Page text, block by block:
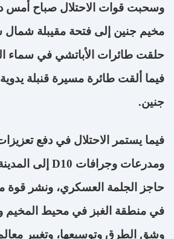
وسحبت قوات الاحتلال صباح أمس
مخيم جنين إلى فتحة مقيبلة شمال
حلقت طائرات الأباتشي في سماء
فيما ألقت طائرة مسيرة قنبلة
جنين.
فيما يستمر الاحتلال في دفع
ومدرعات وجرافات D10 إلى
حاجز الجلمة العسكري، ونشر قوة
في منطقة الغبز في محيط المخيم
وشق الطرق وتوسيعها، وتغيير